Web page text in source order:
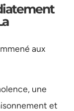
aux
une
et